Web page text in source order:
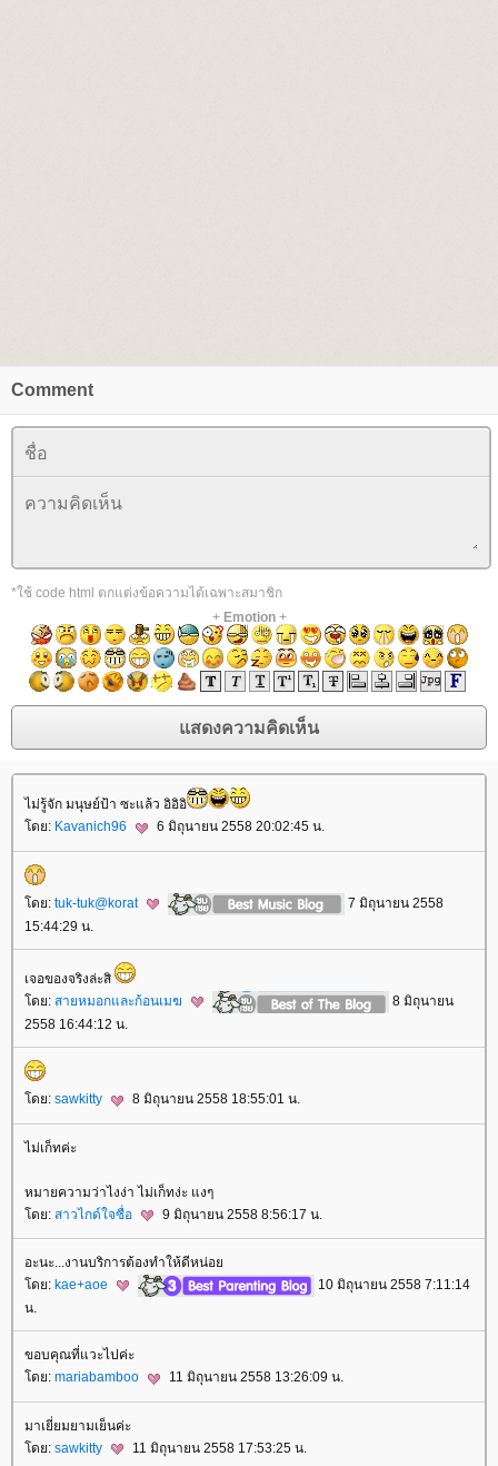
Comment
*ใช้ code html ตกแต่งข้อความได้เฉพาะสมาชิก
+ Emotion+
ไม่รู้จัก มนุษย์ป้า ซะแล้ว อิอิอิ
ดย: Kavanich96 6 มิถุนายน 2558 20:02:45 น.
ดย: tuk-tuk@korat
7 มิถุนายน 2558
15:44:29 น.
เจอของจริงล่ะสิ
ดย: สายหมอกและก้อนเมฆ
8 มิถุนายน
2558 16:44:12 น.
ดย: sawkitty 8 มิถุนายน 2558 18:55:01 น.
ไม่เก็ทค่ะ
หมายความว่าไงง่า ไม่เก็ทง่ะ แงๆ
ดย: สาวไกด์ใจซื่อ 9 มิถุนายน 2558 8:56:17 น.
อะนะ...งานบริการต้องทำให้ดีหน่อ
ดย: kae+aoe
10 มิถุนายน 2558 7:11:14
น.
ขอบคุณที่แวะไปค่ะ
ดย: mariabamboo 11 มิถุนายน 2558 13:26:09 น.
มาเยี่ยมยามเย็นค่ะ
ดย: sawkitty 11 มิถุนายน 2558 17:53:25 น.